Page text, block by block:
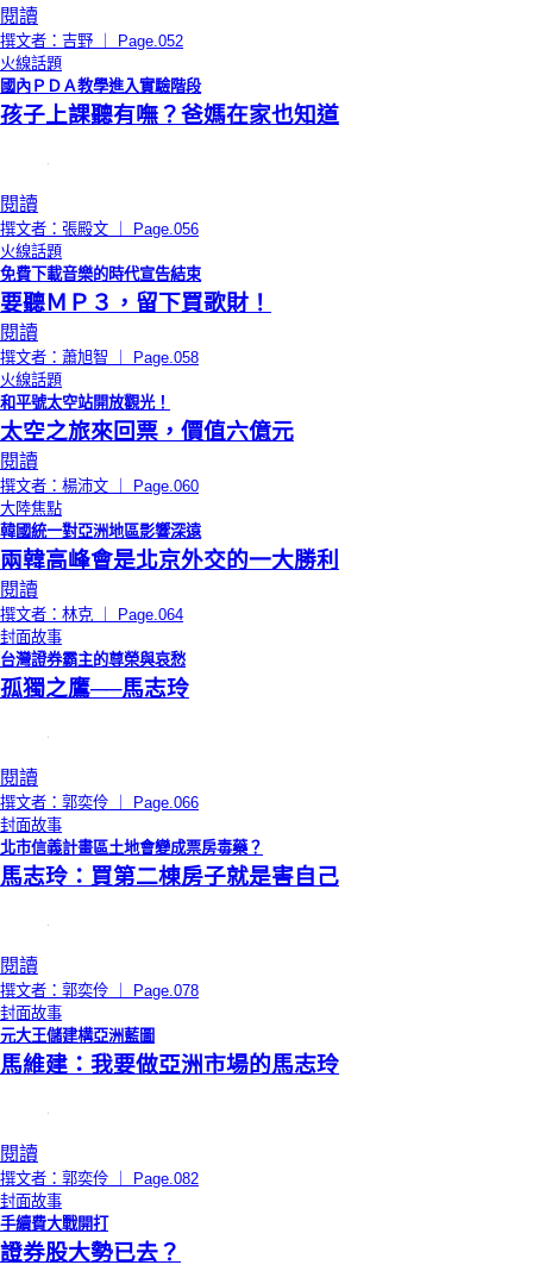
閱讀
撰文者：吉野 ｜ Page.052
火線話題
國內ＰＤＡ教學進入實驗階段
孩子上課聽有嘸？爸媽在家也知道
閱讀
撰文者：張殿文 ｜ Page.056
火線話題
免費下載音樂的時代宣告結束
要聽ＭＰ３，留下買歌財！
閱讀
撰文者：蕭旭智 ｜ Page.058
火線話題
和平號太空站開放觀光！
太空之旅來回票，價值六億元
閱讀
撰文者：楊沛文 ｜ Page.060
大陸焦點
韓國統一對亞洲地區影響深遠
兩韓高峰會是北京外交的一大勝利
閱讀
撰文者：林克 ｜ Page.064
封面故事
台灣證券霸主的尊榮與哀愁
孤獨之鷹──馬志玲
閱讀
撰文者：郭奕伶 ｜ Page.066
封面故事
北市信義計畫區土地會變成票房毒藥？
馬志玲：買第二棟房子就是害自己
閱讀
撰文者：郭奕伶 ｜ Page.078
封面故事
元大王儲建構亞洲藍圖
馬維建：我要做亞洲市場的馬志玲
閱讀
撰文者：郭奕伶 ｜ Page.082
封面故事
手續費大戰開打
證券股大勢已去？